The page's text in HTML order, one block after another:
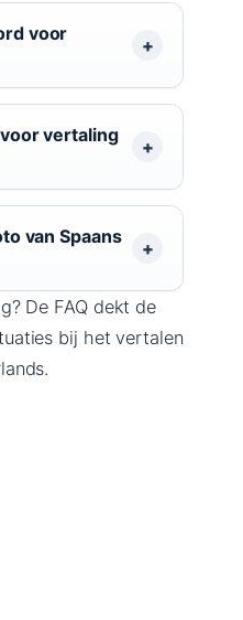
voor
vertaling
van Spaans
De FAQ dekt de
bij het vertalen